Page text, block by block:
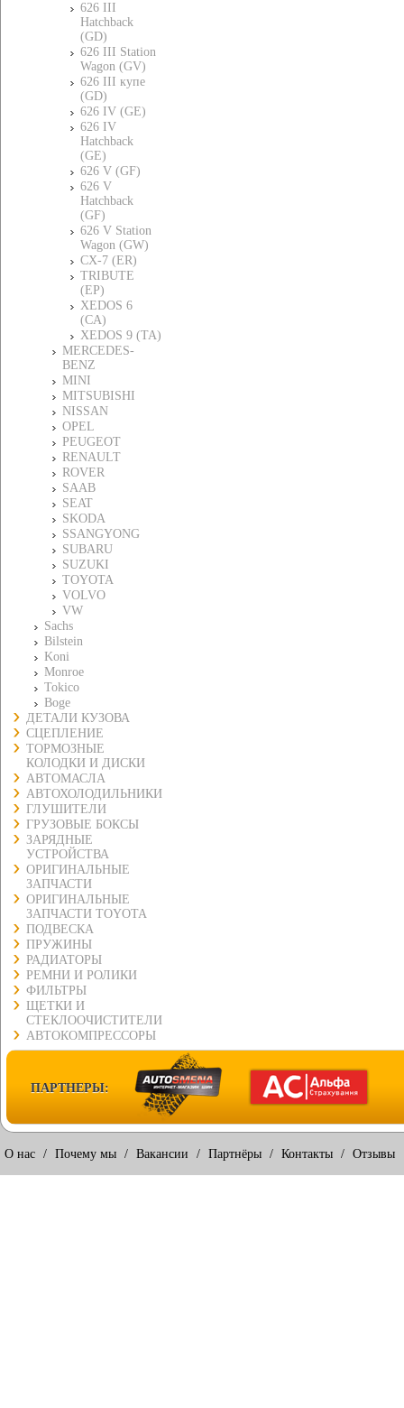
626 III
Hatchback
(GD)
626 III Station
Wagon (GV)
626 III купе
(GD)
626 IV (GE)
626 IV
Hatchback
(GE)
626 V (GF)
626 V
Hatchback
(GF)
626 V Station
Wagon (GW)
CX-7 (ER)
TRIBUTE
(EP)
XEDOS 6
(CA)
XEDOS 9 (TA)
MERCEDES-
BENZ
MINI
MITSUBISHI
NISSAN
OPEL
PEUGEOT
RENAULT
ROVER
SAAB
SEAT
SKODA
SSANGYONG
SUBARU
SUZUKI
TOYOTA
VOLVO
VW
Sachs
Bilstein
Koni
Monroe
Tokico
Boge
ДЕТАЛИ КУЗОВА
СЦЕПЛЕНИЕ
ТОРМОЗНЫЕ
КОЛОДКИ И ДИСКИ
АВТОМАСЛА
АВТОХОЛОДИЛЬНИКИ
ГЛУШИТЕЛИ
ГРУЗОВЫЕ БОКСЫ
ЗАРЯДНЫЕ
УСТРОЙСТВА
ОРИГИНАЛЬНЫЕ
ЗАПЧАСТИ
ОРИГИНАЛЬНЫЕ
ЗАПЧАСТИ TOYOTA
ПОДВЕСКА
ПРУЖИНЫ
РАДИАТОРЫ
РЕМНИ И РОЛИКИ
ФИЛЬТРЫ
ЩЕТКИ И
СТЕКЛООЧИСТИТЕЛИ
АВТОКОМПРЕССОРЫ
ПАРТНЕРЫ:
О нас / Почему мы / Вакансии / Партнёры / Контакты / Отзывы